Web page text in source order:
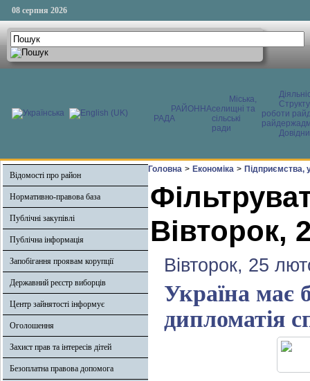
08 серпня 2026
РАЙОННА
РАДА
Міська,
селищні та
сільські
ради
роботи
Відомості про район
Нормативно-правова база
Публічні закупівлі
Публічна інформація
Запобігання проявам корупції
Державний реєстр виборців
Центр зайнятості інформує
Оголошення
Захист прав та інтересів дітей
Безоплатна правова допомога
Головна > Економіка > Підприємства,
Вівторок,
Вівторок, 25
Україна має
дипломатія